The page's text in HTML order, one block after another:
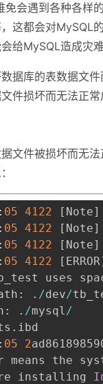
免会遇到各种各样
这都会对MySQL
给MySQL造成灾难
据库的表数据文
件损坏而无法正常
文件被损坏而无
: 05 4122 [ Note]
: 05 4122 [ Note]
: 05 4122 [ Note]
: 05 4122 [ ERROR
uses
. /dev/
. /mysql/
.
: 05 2
means the
installing